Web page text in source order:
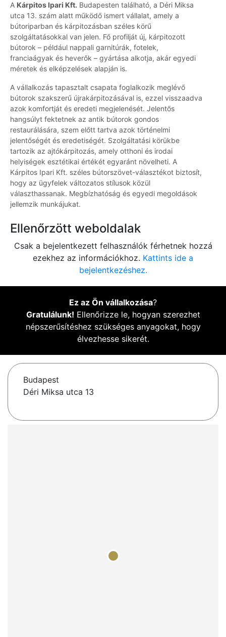
A Kárpitos Ipari Kft. Budapesten található, a Déri Miksa
utca 13. szám alatt működő ismert vállalat, amely a
bútoriparban és kárpitozásban széles körű
szolgáltatásokkal van jelen. Fő profilját új, kárpitozott
bútorok – például nappali garnitúrák, fotelek,
franciaágyak és heverők – gyártása alkotja, akár egyedi
méretek és elképzelések alapján is.
A vállalkozás tapasztalt csapata foglalkozik meglévő
bútorok szakszerű újrakárpitozásával is, ezzel visszaadva
azok komfortját és eredeti megjelenését. Jelentős
hangsúlyt fektetnek az antik bútorok gondos
restaurálására, szem előtt tartva azok történelmi
jelentőségét és eredetiségét. Szolgáltatási körükbe
tartozik az ajtókárpitozás, amely otthoni és irodai
helyiségek esztétikai értékét egyaránt növelheti. A
Kárpitos Ipari Kft. széles bútorszövet-választékot biztosít,
hogy az ügyfelek változatos stílusok közül
választhassanak. Megbízhatóság és egyedi megoldások
jellemzik munkájukat.
Ellenőrzött weboldalak
Csak a bejelentkezett felhasználók férhetnek hozzá
ezekhez az információkhoz. Kattints ide a
bejelentkezéshez.
Ez az Ön vállalkozása?
Gratulálunk! Ellenőrizze le, hogyan szerezhet
népszerűsítéshez szükséges anyagokat, hogy
élvezhesse sikerét.
Budapest
Déri Miksa utca 13